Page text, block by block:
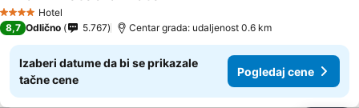
4 ZvezdiceHotel
8,7 Odlično 5.767 Centar grada: udaljenost 0.6 km
Izaberi datume da bi se prikazale
tačne cene
Pogledaj cene